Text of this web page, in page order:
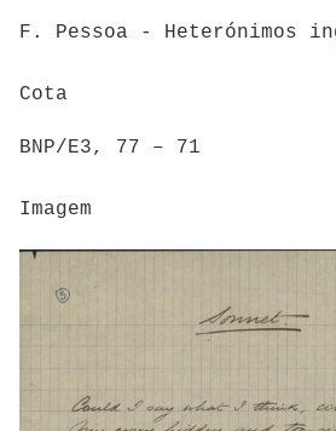
F. Pessoa - Heterónimos
Cota
BNP/E3, 77 – 71
Imagem